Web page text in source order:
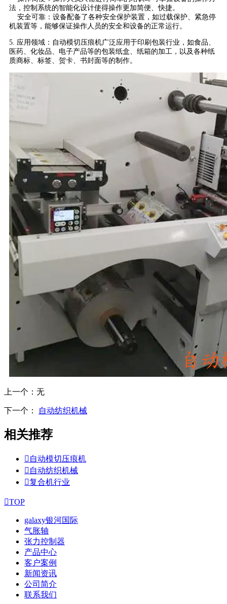
法，控制系统的智能化设计使得操作更加简便、快捷。
安全可靠：设备配备了各种安全保护装置，如过载保护、紧急停
机装置等，能够保证操作人员的安全和设备的正常运行。
5. 应用领域：自动模切压痕机广泛应用于印刷包装行业，如食品、
医药、化妆品、电子产品等的包装纸盒、纸箱的加工，以及各种纸
质商标、标签、贺卡、书封面等的制作。
上一个： 无
下一个： 自动纺织机械
相关推荐
 自动模切压痕机
 自动纺织机械
复合机行业
TOP
galaxy银河国际
气胀轴
张力控制器
产品中心
客户案例
新闻资讯
公司简介
联系我们